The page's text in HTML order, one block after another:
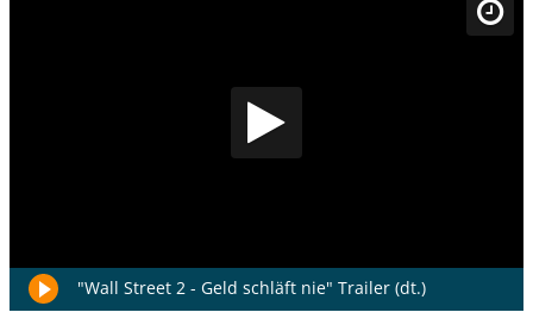
"Wall Street 2 - Geld schläft nie" Trailer (dt.)